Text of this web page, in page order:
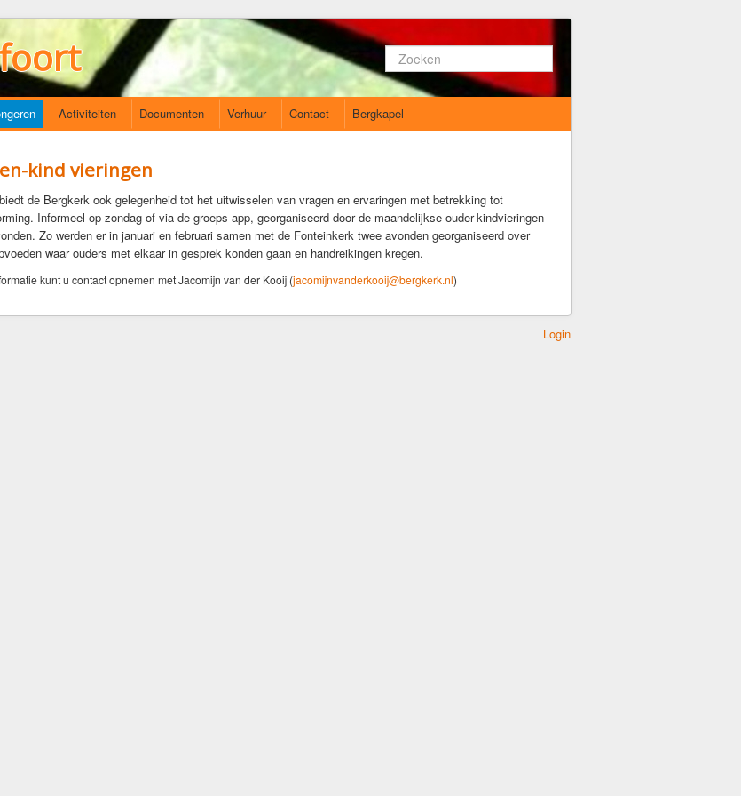
Zoeken...
Activiteiten Documenten Verhuur Contact Bergkapel
kind vieringen
de Bergkerk ook gelegenheid tot het uitwisselen van vragen en ervaringen met betrekking tot
Informeel op zondag of via de groeps-app, georganiseerd door de maandelijkse ouder-kindvieringen
Zo werden er in januari en februari samen met de Fonteinkerk twee avonden georganiseerd over
waar ouders met elkaar in gesprek konden gaan en handreikingen kregen.
kunt u contact opnemen met Jacomijn van der Kooij (jacomijnvanderkooij@bergkerk.nl)
Login